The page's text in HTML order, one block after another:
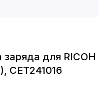
для RICOH
CET241016